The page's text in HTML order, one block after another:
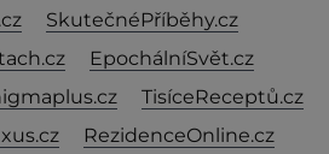
SkutečnéPříběhy.cz
EpochálníSvět.cz
TisíceReceptů.cz
RezidenceOnline.cz